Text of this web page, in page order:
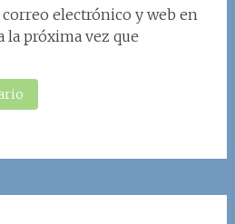
electrónico y web en
la próxima vez que